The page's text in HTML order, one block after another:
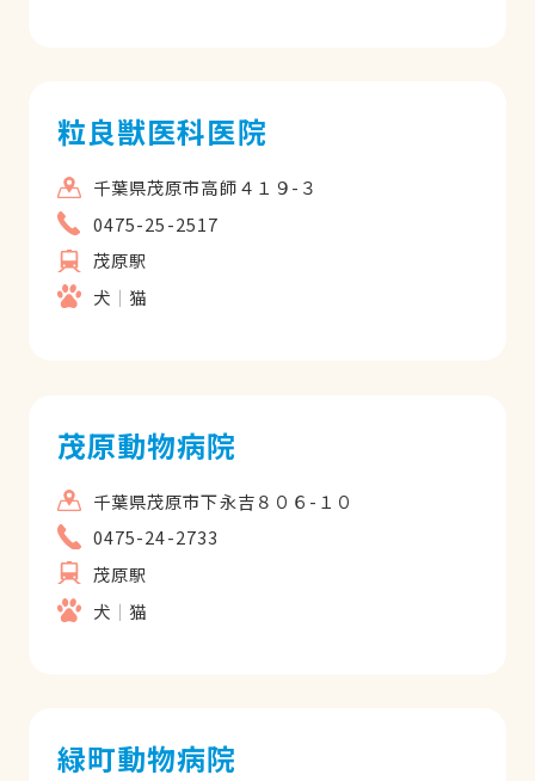
粒良獣医科医院
千葉県茂原市高師４１９-３
0475-25-2517
茂原駅
犬
猫
茂原動物病院
千葉県茂原市下永吉８０６-１０
0475-24-2733
茂原駅
犬
猫
緑町動物病院